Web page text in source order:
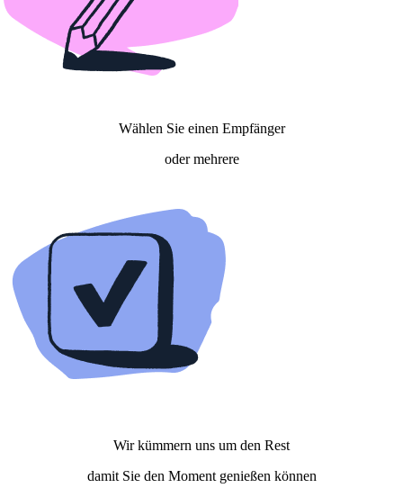
Wählen Sie einen Empfänger
oder mehrere
Wir kümmern uns um den Rest
damit Sie den Moment genießen können